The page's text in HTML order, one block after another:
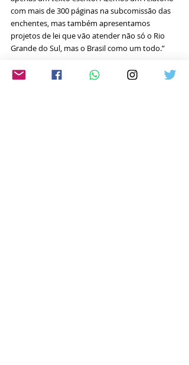
com mais de 300 páginas na subcomissão das
enchentes, mas também apresentamos
projetos de lei que vão atender não só o Rio
Grande do Sul, mas o Brasil como um todo.”
Encerrando sua fala, reforçou que a comissão